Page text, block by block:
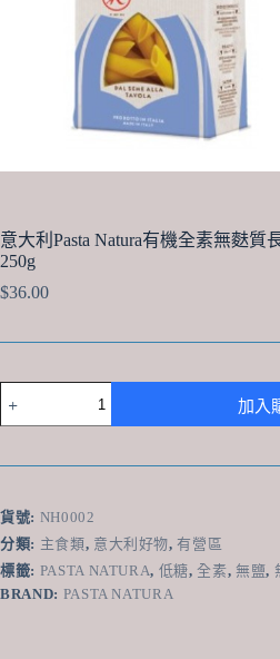
意大利Pasta Natura有機全素無麩質
250g
$36.00
機
全
素
無
加入
貨號: NH0002
分類: 主食類, 意大利好物,有營區
標籤: PASTA NATURA, 低糖,全素, 無鹽,
BRAND: PASTA NATURA